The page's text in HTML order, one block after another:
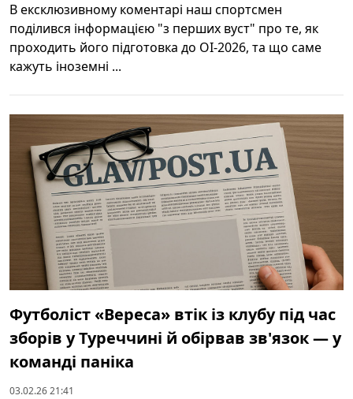
В ексклюзивному коментарі наш спортсмен
поділився інформацією "з перших вуст" про те, як
проходить його підготовка до ОІ-2026, та що саме
кажуть іноземні ...
Футболіст «Вереса» втік із клубу під час
зборів у Туреччині й обірвав зв'язок — у
команді паніка
03.02.26 21:41